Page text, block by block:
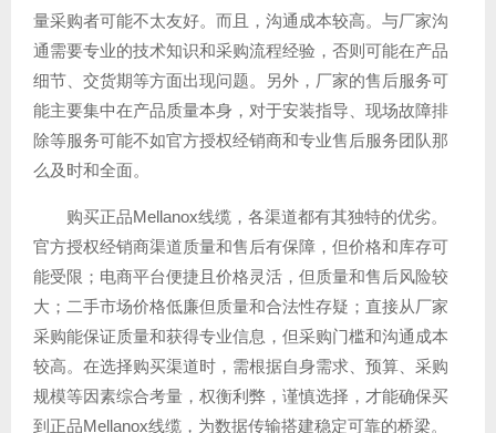
量采购者可能不太友好。而且，沟通成本较高。与厂家沟
通需要专业的技术知识和采购流程经验，否则可能在产品
细节、交货期等方面出现问题。另外，厂家的售后服务可
能主要集中在产品质量本身，对于安装指导、现场故障排
除等服务可能不如官方授权经销商和专业售后服务团队那
么及时和全面。
购买正品Mellanox线缆，各渠道都有其独特的优劣。
官方授权经销商渠道质量和售后有保障，但价格和库存可
能受限；电商平台便捷且价格灵活，但质量和售后风险较
大；二手市场价格低廉但质量和合法性存疑；直接从厂家
采购能保证质量和获得专业信息，但采购门槛和沟通成本
较高。在选择购买渠道时，需根据自身需求、预算、采购
规模等因素综合考量，权衡利弊，谨慎选择，才能确保买
到正品Mellanox线缆，为数据传输搭建稳定可靠的桥梁。